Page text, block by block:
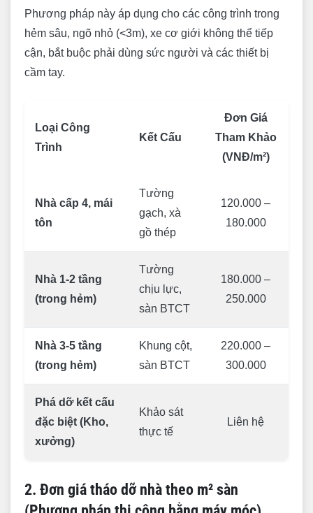
giá tháo dỡ nhà
Câu hỏi thường gặp (FAQ) về đơn giá tháo dỡ
nhà
Phương pháp này áp dụng cho các công trình trong
hẻm sâu, ngõ nhỏ (<3m), xe cơ giới không thể tiếp
cận, bắt buộc phải dùng sức người và các thiết bị
cầm tay.
Loại Công
Trình
Kết Cấu
Đơn Giá
Tham Khảo
(VNĐ/m²)
Nhà cấp 4, mái
tôn
Tường
gạch, xà
gồ thép
120.000 –
180.000
Nhà 1-2 tầng
(trong hẻm)
Tường
chịu lực,
sàn BTCT
180.000 –
250.000
Nhà 3-5 tầng
(trong hẻm)
Khung cột,
sàn BTCT
220.000 –
300.000
Phá dỡ kết cấu
đặc biệt (Kho,
xưởng)
Khảo sát
thực tế
Liên hệ
2. Đơn giá tháo dỡ nhà theo m² sàn